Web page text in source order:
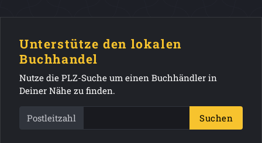
Unterstütze den lokalen
Buchhandel
Nutze die PLZ-Suche um einen Buchhändler in
Deiner Nähe zu finden.
Postleitzahl Suchen